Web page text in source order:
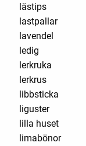
lästips
lastpallar
lavendel
ledig
lerkruka
lerkrus
libbsticka
liguster
lilla huset
limabönor